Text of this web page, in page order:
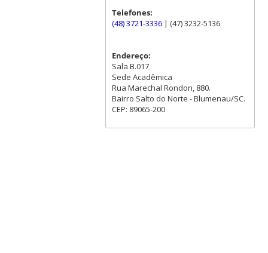
Telefones:
(48) 3721-3336| (47) 3232-5136
Endereço:
Sala B.017
Sede Acadêmica
Rua Marechal Rondon, 880.
Bairro Salto do Norte - Blumenau/SC.
CEP: 89065-200